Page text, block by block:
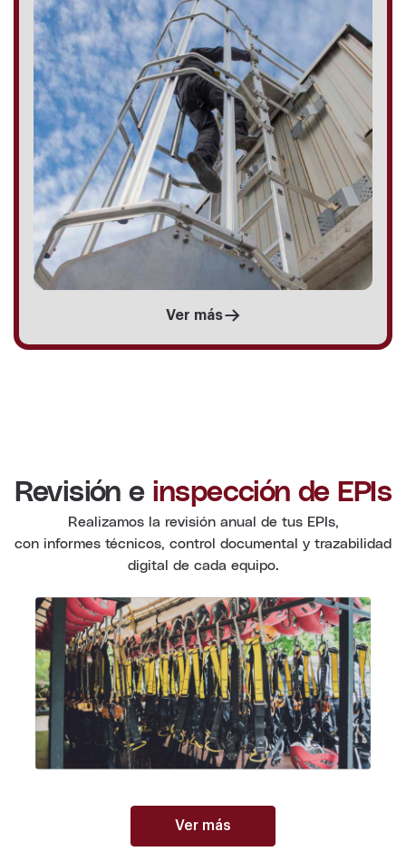
Ver más
Revisión e inspección de EPIs
Realizamos la revisión anual de tus EPIs,
con informes técnicos, control documental y trazabilidad
digital de cada equipo.
Ver más